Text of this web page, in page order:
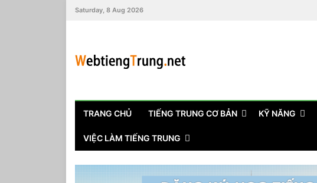
Saturday, 8 Aug 2026
TRANG CHỦ TIẾNG TRUNG CƠ BẢN KỸ NĂNG
VIỆC LÀM TIẾNG TRUNG